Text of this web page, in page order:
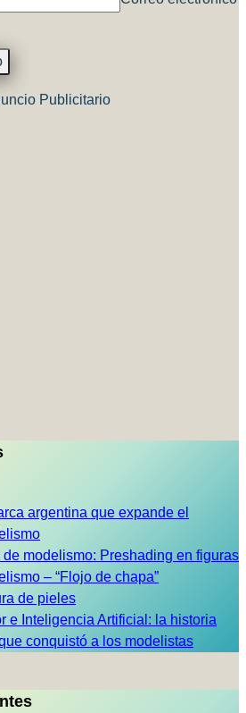
Publicitario
argentina que expande el
modelismo: Preshading en figuras
– “Flojo de chapa”
de pieles
e Inteligencia Artificial: la historia
conquistó a los modelistas